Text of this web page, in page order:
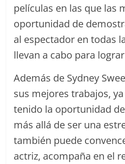
películas en las que las
oportunidad de
al espectador en todas
llevan a cabo para
Además de Sydney
sus mejores trabajos,
tenido la oportunidad
más allá de ser una
también puede
actriz, acompaña en el